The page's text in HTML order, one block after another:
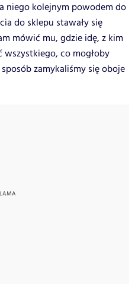
niego kolejnym powodem do
do sklepu stawały się
mówić mu, gdzie idę, z kim
wszystkiego, co mogłoby
zamykaliśmy się oboje